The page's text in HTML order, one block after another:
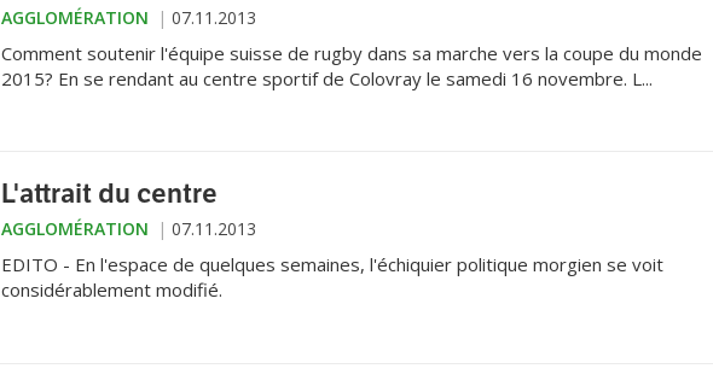
AGGLOMÉRATION 07.11.2013
Comment soutenir l'équipe suisse de rugby dans sa marche vers la coupe du monde
2015? En se rendant au centre sportif de Colovray le samedi 16 novembre. L...
L'attrait du centre
AGGLOMÉRATION 07.11.2013
EDITO - En l'espace de quelques semaines, l'échiquier politique morgien se voit
considérablement modifié.